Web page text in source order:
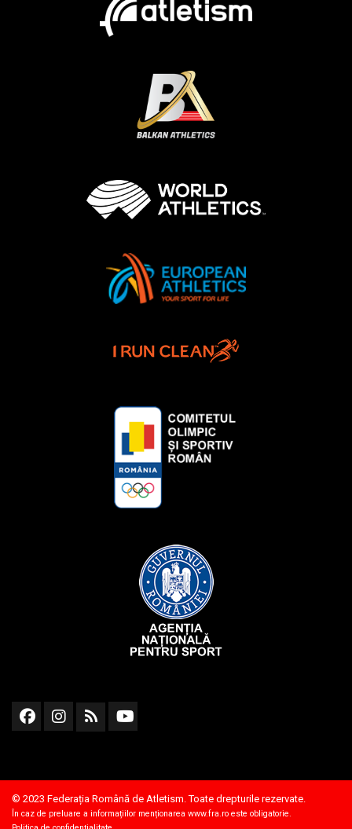
© 2023 Federația Română de Atletism. Toate drepturile rezervate.
În caz de preluare a informațiilor menționarea www.fra.ro este obligatorie.